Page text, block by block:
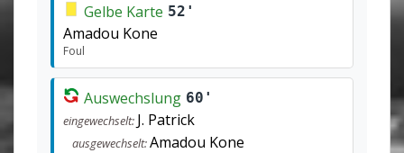
Gelbe Karte 52'
Amadou Kone
Foul
Auswechslung 60'
eingewechselt: J. Patrick
ausgewechselt:Amadou Kone